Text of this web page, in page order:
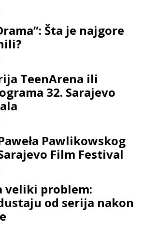
Šta je najgore
TeenArena ili
32. Sarajevo
Pawlikowskog
Film Festival
veliki problem:
od serija nakon